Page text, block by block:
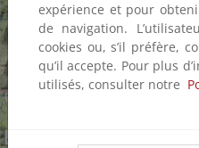
expérience et pour
de navigation.
cookies ou, s’il préfère,
qu’il accepte. Pour plus
utilisés, consulter notre